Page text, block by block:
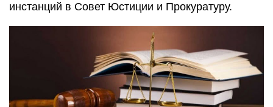
инстанций в Совет Юстиции и Прокуратуру.